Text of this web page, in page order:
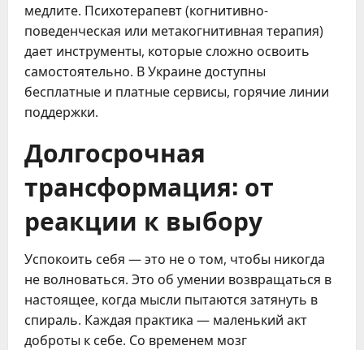
медлите. Психотерапевт (когнитивно-
поведенческая или метакогнитивная терапия)
дает инструменты, которые сложно освоить
самостоятельно. В Украине доступны
бесплатные и платные сервисы, горячие линии
поддержки.
Долгосрочная
трансформация: от
реакции к выбору
Успокоить себя — это не о том, чтобы никогда
не волноваться. Это об умении возвращаться в
настоящее, когда мысли пытаются затянуть в
спираль. Каждая практика — маленький акт
доброты к себе. Со временем мозг